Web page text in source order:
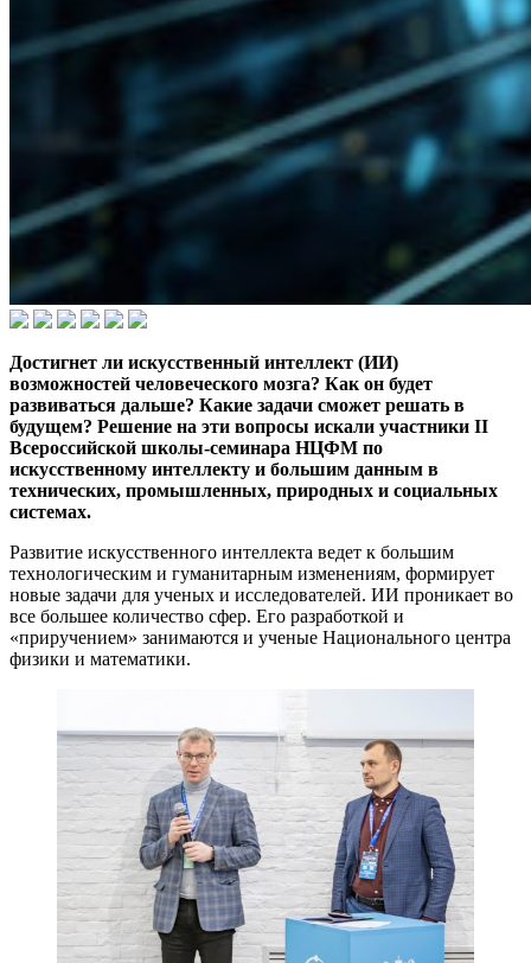
Достигнет ли искусственный интеллект (ИИ)
возможностей человеческого мозга? Как он будет
развиваться дальше? Какие задачи сможет решать в
будущем? Решение на эти вопросы искали участники II
Всероссийской школы-семинара НЦФМ по
искусственному интеллекту и большим данным в
технических, промышленных, природных и социальных
системах.
Развитие искусственного интеллекта ведет к большим
технологическим и гуманитарным изменениям, формирует
новые задачи для ученых и исследователей. ИИ проникает во
все большее количество сфер. Его разработкой и
«приручением» занимаются и ученые Национального центра
физики и математики.